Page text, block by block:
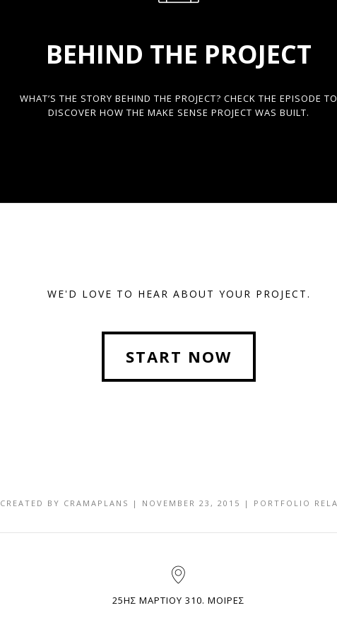
BEHIND THE PROJECT
WHAT’S THE STORY BEHIND THE PROJECT? CHECK THE EPISODE TO
DISCOVER HOW THE MAKE SENSE PROJECT WAS BUILT.
WE'D LOVE TO HEAR ABOUT YOUR PROJECT.
START NOW
CREATED BY CRAMAPLANS | NOVEMBER 23, 2015 | PORTFOLIO
25ΗΣ ΜΑΡΤΙΟΥ 310. ΜΟΙΡΕΣ